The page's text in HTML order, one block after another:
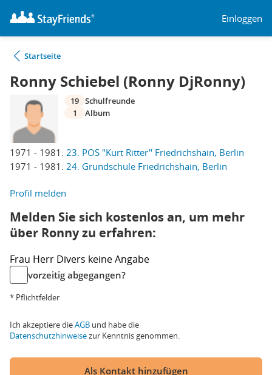
Einloggen
Startseite
Ronny Schiebel (Ronny DjRonny)
1971 - 1981: 23. POS "Kurt Ritter" Friedrichshain, Berlin
1971 - 1981: 24. Grundschule Friedrichshain, Berlin
19 Schulfreunde
1
Album
Profil melden
Melden Sie sich kostenlos an, um mehr
über Ronny zu erfahren:
Frau Herr Divers keine Angabe
vorzeitig abgegangen?
* Pflichtfelder
Ich akzeptiere dieAGB und habe die
Datenschutzhinweisezur Kenntnis genommen.
Als Kontakt hinzufügen